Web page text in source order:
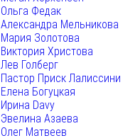
Ольга Федак
Александра Мельникова
Мария Золотова
Виктория Христова
Лев Голберг
Пастор Приск Лалиссини
Елена Богуцкая
Ирина Davy
Эвелина Азаева
Олег Матвеев